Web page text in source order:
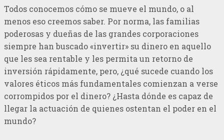
Todos conocemos cómo se mueve el mundo, o al
menos eso creemos saber. Por norma, las familias
poderosas y dueñas de las grandes corporaciones
siempre han buscado «invertir» su dinero en aquello
que les sea rentable y les permita un retorno de
inversión rápidamente, pero, ¿qué sucede cuando los
valores éticos más fundamentales comienzan a verse
corrompidos por el dinero? ¿Hasta dónde es capaz de
llegar la actuación de quienes ostentan el poder en el
mundo?